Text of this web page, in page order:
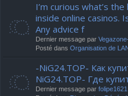
I’m curious what’s
inside online casinos.
Any advice f
Dernier message par
Posté dans Organisation de
-NiG24.TOP- Как
NiG24.TOP- Где
Dernier message par folipe1621